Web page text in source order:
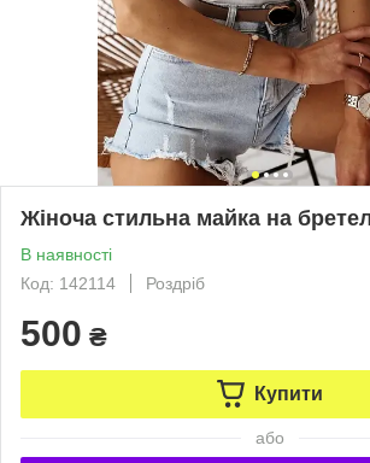
Жіноча стильна майка на
В наявності
Код: 142114
Роздріб
500 ₴
Купити
або